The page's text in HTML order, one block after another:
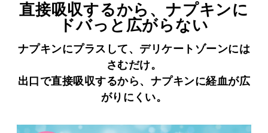
直接吸収するから、ナプキンに
ドバっと広がらない
ナプキンにプラスして、デリケートゾーンには
さむだけ。
出口で直接吸収するから、ナプキンに経血が広
がりにくい。